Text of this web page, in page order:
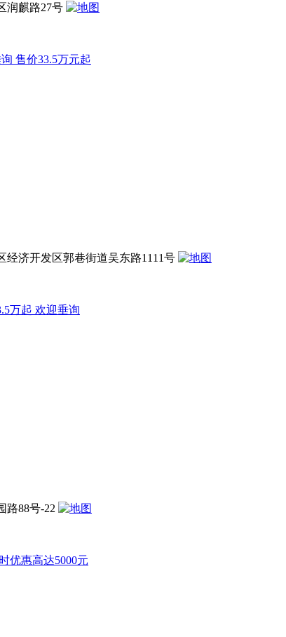
润麒路27号
售价33.5万元起
经济开发区郭巷街道吴东路1111号
万起 欢迎垂询
路88号-22
优惠高达5000元